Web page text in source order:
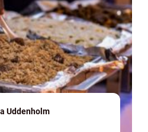
Uddenholm